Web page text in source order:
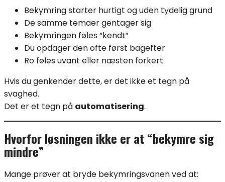
Bekymring starter hurtigt og uden tydelig grund
De samme temaer gentager sig
Bekymringen føles “kendt”
Du opdager den ofte først bagefter
Ro føles uvant eller næsten forkert
Hvis du genkender dette, er det ikke et tegn på
svaghed.
Det er et tegn på automatisering.
Hvorfor løsningen ikke er at “bekymre sig
mindre”
Mange prøver at bryde bekymringsvanen ved at: